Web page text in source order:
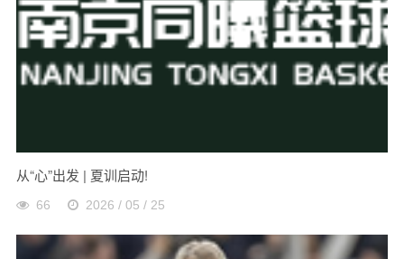
从“心”出发 | 夏训启动!
66 2026 / 05 / 25